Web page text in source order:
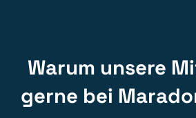
Warum unsere
gerne bei